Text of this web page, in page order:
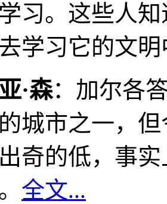
习。这些人
学习它的文
·森：加尔各
城市之一，
奇的低，事
全文...